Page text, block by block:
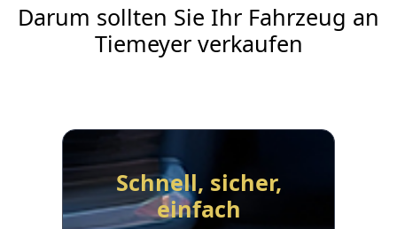
Darum sollten Sie Ihr Fahrzeug an
Tiemeyer verkaufen
Schnell, sicher,
einfach